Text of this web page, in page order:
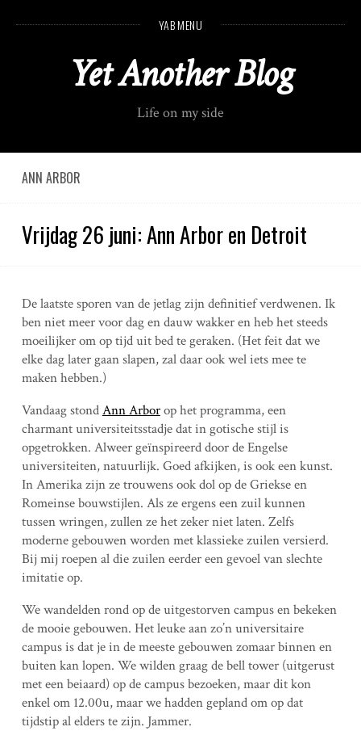
n
YAB MENU
Yet Another Blog
Life on my side
ANN ARBOR
Vrijdag 26 juni: Ann Arbor en Detroit
De laatste sporen van de jetlag zijn definitief verdwenen. Ik
ben niet meer voor dag en dauw wakker en heb het steeds
moeilijker om op tijd uit bed te geraken. (Het feit dat we
elke dag later gaan slapen, zal daar ook wel iets mee te
maken hebben.)
Vandaag stondAnn Arborop het programma, een
charmant universiteitsstadje dat in gotische stijl is
opgetrokken. Alweer geïnspireerd door de Engelse
universiteiten, natuurlijk. Goed afkijken, is ook een kunst.
In Amerika zijn ze trouwens ook dol op de Griekse en
Romeinse bouwstijlen. Als ze ergens een zuil kunnen
tussen wringen, zullen ze het zeker niet laten. Zelfs
moderne gebouwen worden met klassieke zuilen versierd.
Bij mij roepen al die zuilen eerder een gevoel van slechte
imitatie op.
We wandelden rond op de uitgestorven campus en bekeken
de mooie gebouwen. Het leuke aan zo’n universitaire
campus is dat je in de meeste gebouwen zomaar binnen en
buiten kan lopen. We wilden graag de bell tower (uitgerust
met een beiaard) op de campus bezoeken, maar dit kon
enkel om 12.00u, maar we hadden gepland om op dat
tijdstip al elders te zijn. Jammer.